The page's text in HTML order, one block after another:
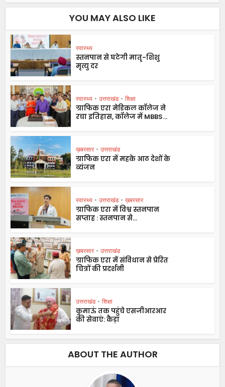
YOU MAY ALSO LIKE
स्वास्थ्य
स्तनपान से घटेगी मातृ-शिशु
मृत्यु दर
स्वास्थ्य • उत्तराखंड • शिक्षा
ग्राफिक एरा मेडिकल कॉलेज ने
रचा इतिहास, कॉलेज में MBBS...
ख़बरसार • उत्तराखंड
ग्राफिक एरा में महके आठ देशों के
व्यंजन
स्वास्थ्य • उत्तराखंड • ख़बरसार
ग्राफिक एरा में विश्व स्तनपान
सप्ताह : स्तनपान से...
ख़बरसार • उत्तराखंड
ग्राफिक एरा में संविधान से प्रेरित
चित्रों की प्रदर्शनी
उत्तराखंड • शिक्षा
कुमाऊं तक पहुंचे एसजीआरआर
की सेवाएं: कैड़ा
ABOUT THE AUTHOR